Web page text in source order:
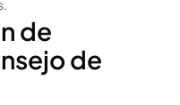
de
de